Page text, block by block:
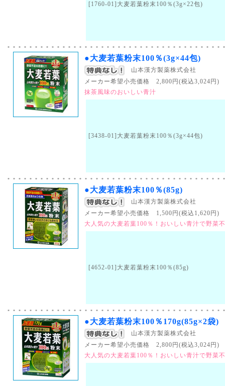
[1760-01]大麦若葉粉末100％(3g×22包)
●大麦若葉粉末100％(3g×44包)
山本漢方製薬株式会社
メーカー希望小売価格 2,800円(税込3,024円)
抹茶風味のおいしい青汁
[3438-01]大麦若葉粉末100％(3g×44包)
●大麦若葉粉末100％(85g)
山本漢方製薬株式会社
メーカー希望小売価格 1,500円(税込1,620円)
大人気の大麦若葉100％！おいしい青汁で野菜
[4652-01]大麦若葉粉末100％(85g)
●大麦若葉粉末100％170g(85g×2袋)
山本漢方製薬株式会社
メーカー希望小売価格 2,800円(税込3,024円)
大人気の大麦若葉100％！おいしい青汁で野菜